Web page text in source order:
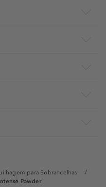
para Sobrancelhas
Powder